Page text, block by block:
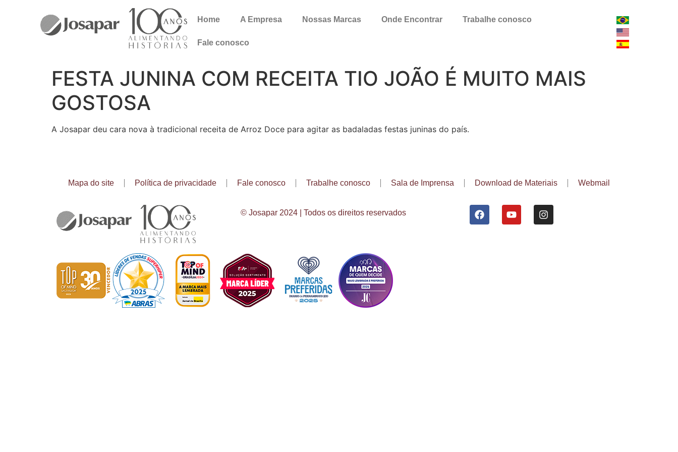
Home A Empresa Nossas Marcas Onde Encontrar Trabalhe conosco
Fale conosco
FESTA JUNINA COM RECEITA TIO JOÃO É MUITO MAIS
GOSTOSA
A Josapar deu cara nova à tradicional receita de Arroz Doce para agitar as badaladas festas juninas do país.
Mapa do site Política de privacidade Fale conosco Trabalhe conosco Sala de Imprensa Download de Materiais Webmail
© Josapar 2024 | Todos os direitos reservados